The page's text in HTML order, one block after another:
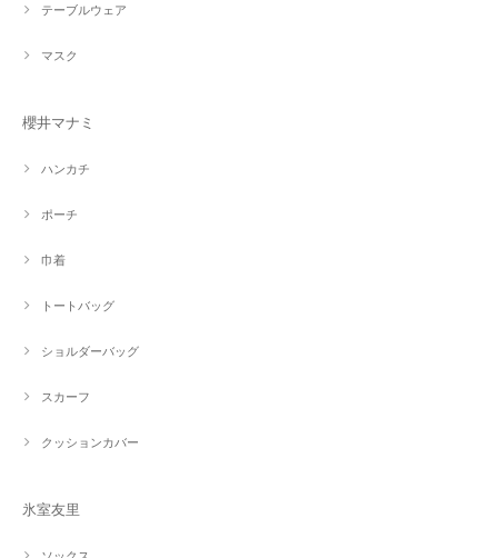
テーブルウェア
マスク
櫻井マナミ
ハンカチ
ポーチ
巾着
トートバッグ
ショルダーバッグ
スカーフ
クッションカバー
氷室友里